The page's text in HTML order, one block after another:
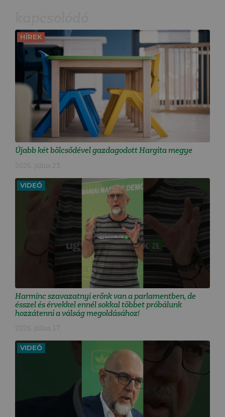
HÍREK
Újabb két bölcsődével gazdagodott Hargita megye
2026. július 23.
VIDEÓ
Harminc szavazatnyi erőnk van a parlamentben, de
ésszel és érvekkel ennél sokkal többet próbálunk
hozzátenni a válság megoldásához!
2026. július 17.
VIDEÓ